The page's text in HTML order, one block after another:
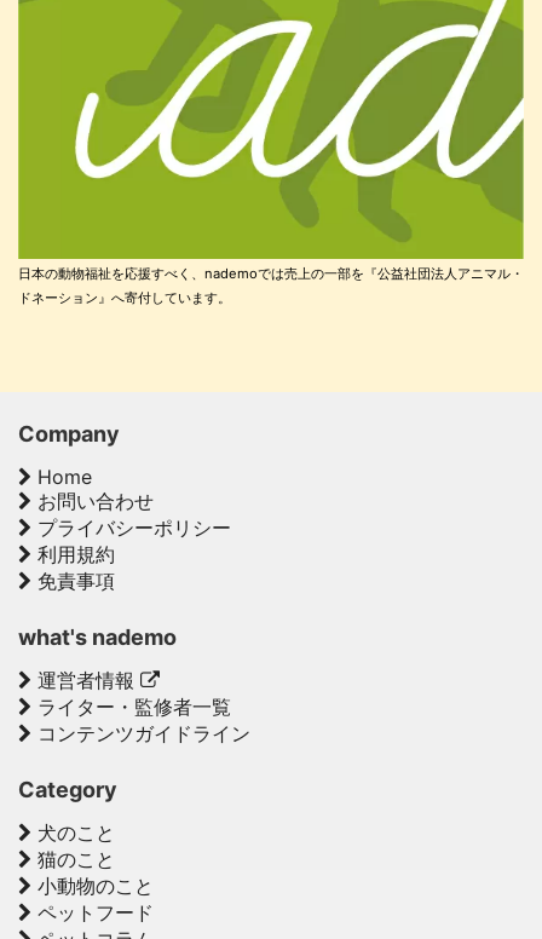
日本の動物福祉を応援すべく、nademoでは売上の一部を『公益社団法人アニマル・
ドネーション』へ寄付しています。
Company
Home
お問い合わせ
プライバシーポリシー
利用規約
免責事項
what's nademo
運営者情報
ライター・監修者一覧
コンテンツガイドライン
Category
犬のこと
猫のこと
小動物のこと
ペットフード